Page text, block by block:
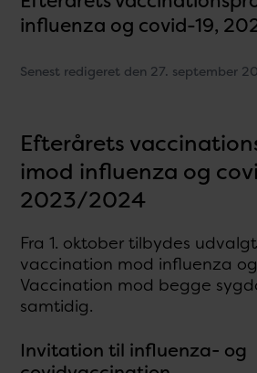
influenza og covid-19,
Senest redigeret den 27. september
Efterårets
imod influenza og
2023/2024
Fra 1. oktober tilbydes
vaccination mod influenza
Vaccination mod begge
samtidig.
Invitation til influenza- og